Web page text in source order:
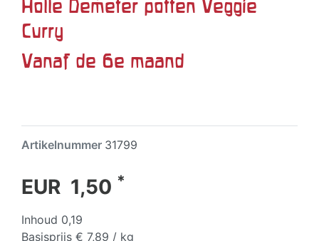
Holle Demeter potten Veggie
Curry
Vanaf de 6e maand
Artikelnummer 31799
EUR 1,50 *
Inhoud 0,19
Basisprijs € 7,89 / kg